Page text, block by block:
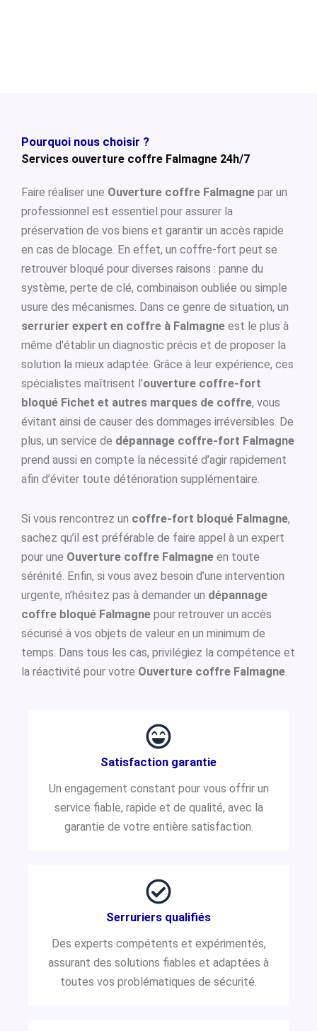
Pourquoi nous choisir ?
Services ouverture coffre Falmagne 24h/7
Faire réaliser une Ouverture coffre Falmagne par un
professionnel est essentiel pour assurer la
préservation de vos biens et garantir un accès rapide
en cas de blocage. En effet, un coffre-fort peut se
retrouver bloqué pour diverses raisons : panne du
système, perte de clé, combinaison oubliée ou simple
usure des mécanismes. Dans ce genre de situation, un
serrurier expert en coffre à Falmagne est le plus à
même d’établir un diagnostic précis et de proposer la
solution la mieux adaptée. Grâce à leur expérience, ces
spécialistes maîtrisent l’ouverture coffre-fort
bloqué Fichet et autres marques de coffre, vous
évitant ainsi de causer des dommages irréversibles. De
plus, un service de dépannage coffre-fort Falmagne
prend aussi en compte la nécessité d’agir rapidement
afin d’éviter toute détérioration supplémentaire.
Si vous rencontrez un coffre-fort bloqué Falmagne,
sachez qu’il est préférable de faire appel à un expert
pour une Ouverture coffre Falmagne en toute
sérénité. Enfin, si vous avez besoin d’une intervention
urgente, n’hésitez pas à demander un dépannage
coffre bloqué Falmagne pour retrouver un accès
sécurisé à vos objets de valeur en un minimum de
temps. Dans tous les cas, privilégiez la compétence et
la réactivité pour votre Ouverture coffre Falmagne.
Satisfaction garantie
Un engagement constant pour vous offrir un
service fiable, rapide et de qualité, avec la
garantie de votre entière satisfaction.
Serruriers qualifiés
Des experts compétents et expérimentés,
assurant des solutions fiables et adaptées à
toutes vos problématiques de sécurité.